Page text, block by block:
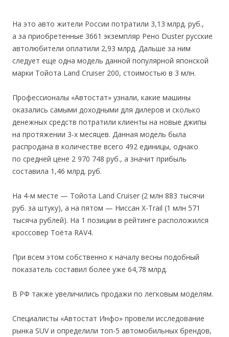
На это авто жители России потратили 3,13 млрд. руб.,
а за приобретенные 3661 экземпляр Рено Duster русские
автолюбители оплатили 2,93 млрд. Дальше за ним
следует еще одна модель данной популярной японской
марки Тойота Land Cruiser 200, стоимостью в 3 млн.
Профессионалы «Автостат» узнали, какие машины
оказались самыми доходными для дилеров и сколько
денежных средств потратили клиенты на новые джипы
на протяжении 3-х месяцев. Данная модель была
распродана в количестве всего 492 единицы, однако
по средней цене 2 970 748 руб., а значит прибыль
составила 1,46 млрд. руб.
На 4-м месте — Тойота Land Cruiser (2 млн 883 тысячи
руб. за штуку), а на пятом — Ниссан X-Trail (1 млн 571
тысяча рублей). На 1 позиции в рейтинге расположился
кроссовер Тоёта RAV4.
При всем этом собственно к началу весны подобный
показатель составил более уже 64,78 млрд.
В РФ также увеличились продажи по легковым моделям.
Специалисты «Автостат Инфо» провели исследование
рынка SUV и определили топ-5 автомобильных брендов,